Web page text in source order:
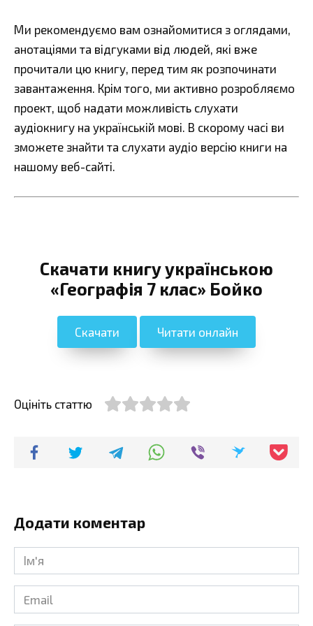
Ми рекомендуємо вам ознайомитися з оглядами,
анотаціями та відгуками від людей, які вже
прочитали цю книгу, перед тим як розпочинати
завантаження. Крім того, ми активно розробляємо
проект, щоб надати можливість слухати
аудіокнигу на українській мові. В скорому часі ви
зможете знайти та слухати аудіо версію книги на
нашому веб-сайті.
Скачати книгу українською
«Географія 7 клас» Бойко
Скачати Читати онлайн
Оцініть статтю
Додати коментар
Ім'я
Email